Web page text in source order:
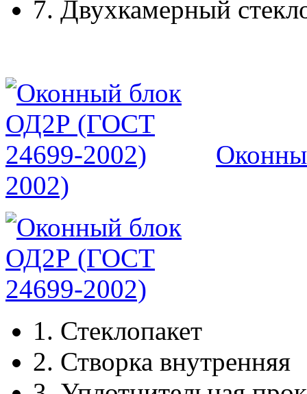
7. Двухкамерный
2002)
1. Стеклопакет
2. Створка внутренняя